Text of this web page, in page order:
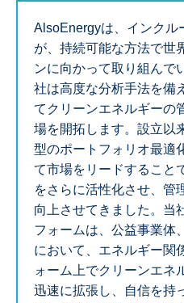
AlsoEnergyは、インクル
が、持続可能な方法で世
ンに向かって取り組んで
社は高度な分析手法を備
てクリーンエネルギーの
場を開拓します。設立以
型のポートフォリオ最適
て市場をリードすること
をさらに活性化させ、管
向上させてきました。当
フォームは、公益事業体
において、エネルギー関
ォーム上でクリーンエネ
迅速に拡張し、自信を持